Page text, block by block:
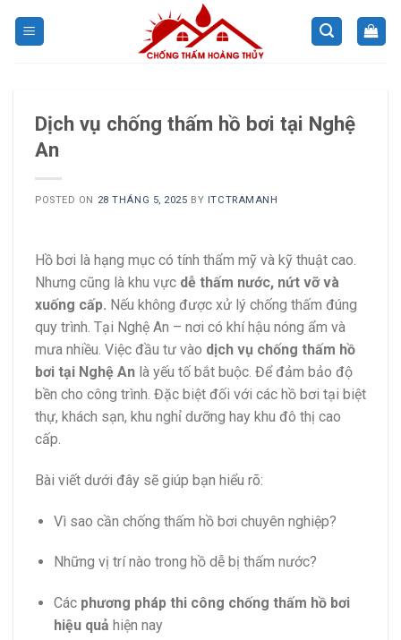
Dịch vụ chống thấm hồ bơi tại Nghệ
An
POSTED ON 28 THÁNG 5, 2025 BY ITCTRAMANH
Hồ bơi là hạng mục có tính thẩm mỹ và kỹ thuật cao.
Nhưng cũng là khu vực dễ thấm nước, nứt vỡ và
xuống cấp. Nếu không được xử lý chống thấm đúng
quy trình. Tại Nghệ An – nơi có khí hậu nóng ẩm và
mưa nhiều. Việc đầu tư vào dịch vụ chống thấm hồ
bơi tại Nghệ An là yếu tố bắt buộc. Để đảm bảo độ
bền cho công trình. Đặc biệt đối với các hồ bơi tại biệt
thự, khách sạn, khu nghỉ dưỡng hay khu đô thị cao
cấp.
Bài viết dưới đây sẽ giúp bạn hiểu rõ:
Vì sao cần chống thấm hồ bơi chuyên nghiệp?
Những vị trí nào trong hồ dễ bị thấm nước?
Các phương pháp thi công chống thấm hồ bơi
hiệu quả hiện nay